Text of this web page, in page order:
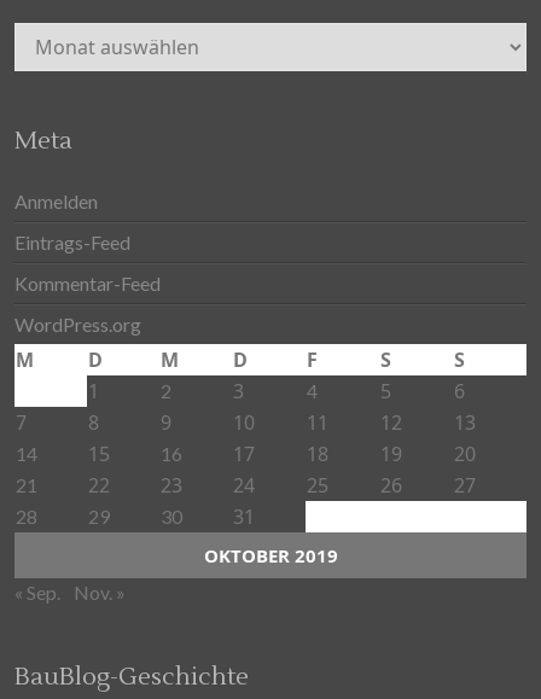
Archiv
Meta
Anmelden
Eintrags-Feed
Kommentar-Feed
WordPress.org
OKTOBER 2019
M D M D F S
S
1
2 3 4 5
6
7
8 9 10 11 12 13
14 15 16 17 18 19 20
21 22 23 24 25 26 27
28 29 30 31
« Sep. Nov. »
BauBlog-Geschichte